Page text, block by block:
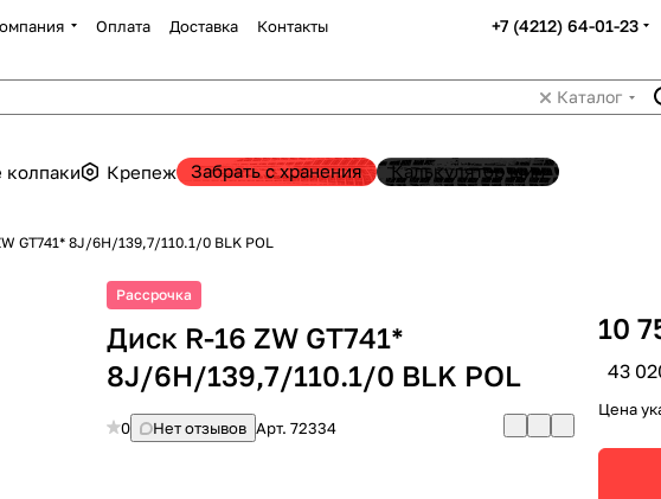
Оплата Доставка Контакты +7 (4212) 64-01-23
Каталог
колпаки Крепеж Забрать с хранения Калькулятор шин
GT741* 8J/6H/139,7/110.1/0 BLK POL
Рассрочка
Диск R-16 ZW GT741*
8J/6H/139,7/110.1/0 BLK POL
0 Нет отзывов Арт.72334
10
43
Цена